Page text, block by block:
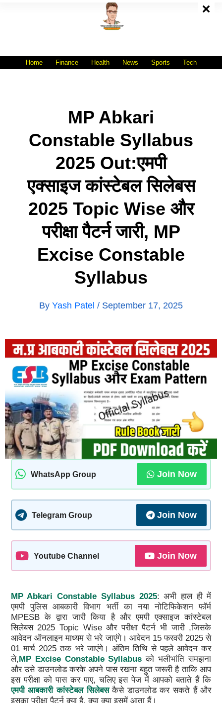
Home Finance Health News Sports Tech
MP Abkari
Constable Syllabus
2025 Out:एमपी
एक्साइज कांस्टेबल सिलेबस
2025 Topic Wise और
परीक्षा पैटर्न जारी, MP
Excise Constable
Syllabus
By Yash Patel / September 17, 2025
WhatsApp Group Join Now
Telegram Group Join Now
Youtube Channel Join Now
MP Abkari Constable Syllabus 2025: अभी हाल ही में
एमपी पुलिस आबकारी विभाग भर्ती का नया नोटिफिकेशन फॉर्म
MPESB के द्वारा जारी किया है और एमपी एक्साइज कांस्टेबल
सिलेबस 2025 Topic Wise और परीक्षा पैटर्न भी जारी ,जिसके
आवेदन ऑनलाइन माध्यम से भरे जाएंगे। आवेदन 15 फरवरी 2025 से
01 मार्च 2025 तक भरे जाएंगे। अंतिम तिथि से पहले आवेदन कर
ले,MP Excise Constable Syllabus को भलीभांति समझना
और उसे डाउनलोड करके अपने पास रखना बहुत जरूरी है ताकि आप
इस परीक्षा को पास कर पाए, चलिए इस पेज में आपको बताते हैं कि
एमपी आबकारी कांस्टेबल सिलेबसकैसे डाउनलोड कर सकते हैं और
इसका परीक्षा पैटर्न क्या है, क्या क्या इसमें आता हैं।